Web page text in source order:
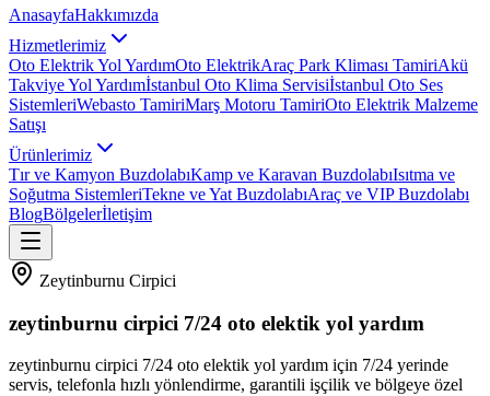
AnasayfaHakkımızda
Hizmetlerimiz
Oto Elektrik Yol YardımOto ElektrikAraç Park Kliması TamiriAkü
Takviye Yol Yardımİstanbul Oto Klima Servisiİstanbul Oto Ses
SistemleriWebasto TamiriMarş Motoru TamiriOto Elektrik Malzeme
Satışı
Ürünlerimiz
Tır ve Kamyon BuzdolabıKamp ve Karavan BuzdolabıIsıtma ve
Soğutma SistemleriTekne ve Yat BuzdolabıAraç ve VIP Buzdolabı
BlogBölgelerİletişim
Zeytinburnu Cirpici
zeytinburnu cirpici 7/24 oto elektik yol yardım
zeytinburnu cirpici 7/24 oto elektik yol yardım için 7/24 yerinde
servis, telefonla hızlı yönlendirme, garantili işçilik ve bölgeye özel